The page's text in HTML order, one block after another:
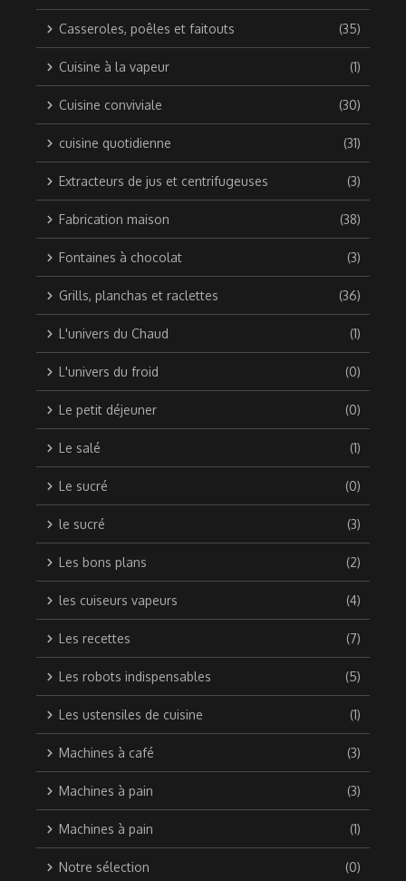
Casseroles, poêles et faitouts (35)
Cuisine à la vapeur (1)
Cuisine conviviale (30)
cuisine quotidienne (31)
Extracteurs de jus et centrifugeuses (3)
Fabrication maison (38)
Fontaines à chocolat (3)
Grills, planchas et raclettes (36)
L'univers du Chaud (1)
L'univers du froid (0)
Le petit déjeuner (0)
Le salé (1)
Le sucré (0)
le sucré (3)
Les bons plans (2)
les cuiseurs vapeurs (4)
Les recettes (7)
Les robots indispensables (5)
Les ustensiles de cuisine (1)
Machines à café (3)
Machines à pain (3)
Machines à pain (1)
Notre sélection (0)